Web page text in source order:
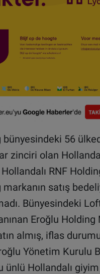
bünyesindeki 56
zinciri olan
RNF
satış
Bünyesindeki
Eroğlu Holding
almış, iflas
Yönetim Kurulu
ünlü Hollandalı